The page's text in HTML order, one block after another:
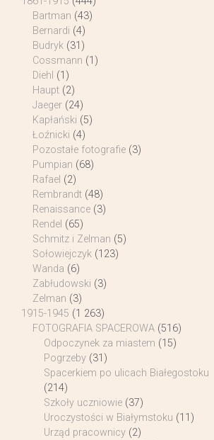
Bartman (43)
Bernardi (4)
Budryk (31)
Cossmann (1)
Diehl (1)
Haupt (2)
Jaeger (24)
Kapłański (5)
Łoźnicki (4)
Pozostałe fotografie (3)
Pumpian (68)
Rafael (2)
Rembrandt (48)
Renaissance (3)
Rendel (65)
Schmitz i Zelman (5)
Sołowiejczyk (123)
Wanda (6)
Zabłudowski (3)
Zelman (3)
1915-1945 (1 263)
FOTOGRAFIA SPACEROWA (516)
Odpoczynek za miastem (15)
Pogrzeby (31)
Spacerkiem po ulicach Białegostoku
(214)
Szkoły uczniowie (37)
Uroczystości w Białymstoku (11)
Urząd pracownicy (2)